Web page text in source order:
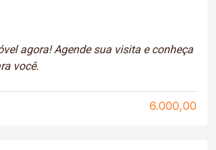
agora! Agende sua visita e conheça
você.
6.000,00